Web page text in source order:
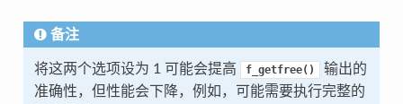
备注
将这两个选项设为 1 可能会提高 f_getfree()
输出的
准确性，但性能会下降，例如，可能需要执行完整的